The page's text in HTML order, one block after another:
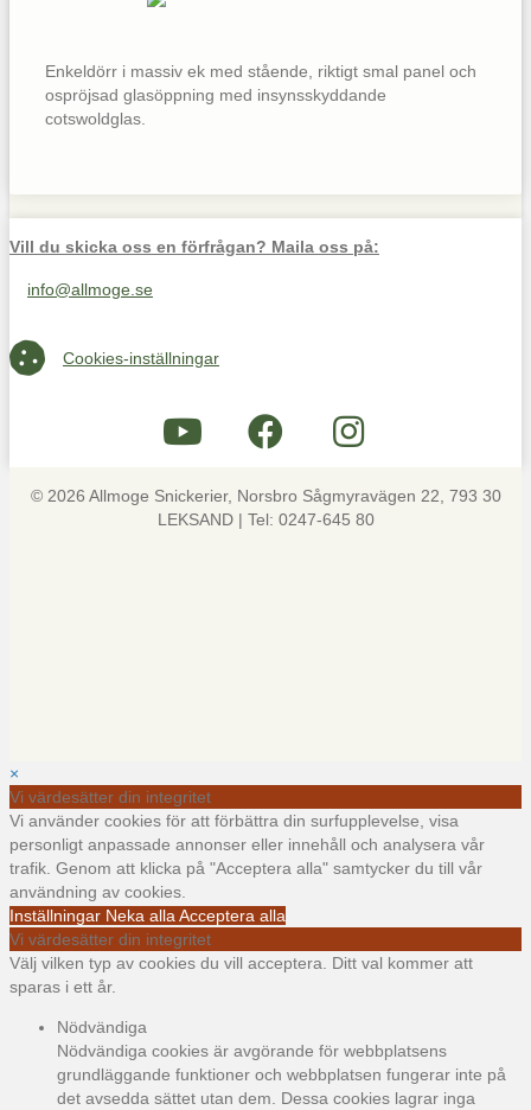
Enkeldörr i massiv ek med stående, riktigt smal panel och
ospröjsad glasöppning med insynsskyddande
cotswoldglas.
Vill du skicka oss en förfrågan? Maila oss på:
Maila oss på info@allmoge.se
info@allmoge.se
Cookies-inställningar
Cookies-inställningar
© 2026 Allmoge Snickerier, Norsbro Sågmyravägen 22, 793 30
LEKSAND | Tel: 0247-645 80
×
Vi värdesätter din integritet
Vi använder cookies för att förbättra din surfupplevelse, visa
personligt anpassade annonser eller innehåll och analysera vår
trafik. Genom att klicka på "Acceptera alla" samtycker du till vår
användning av cookies.
Inställningar Neka alla Acceptera alla
Vi värdesätter din integritet
Välj vilken typ av cookies du vill acceptera. Ditt val kommer att
sparas i ett år.
Nödvändiga
Nödvändiga cookies är avgörande för webbplatsens
grundläggande funktioner och webbplatsen fungerar inte på
det avsedda sättet utan dem. Dessa cookies lagrar inga